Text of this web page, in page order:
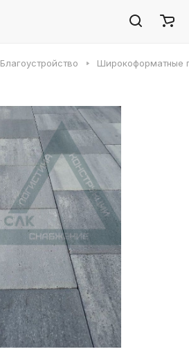
Благоустройство Широкоформатные